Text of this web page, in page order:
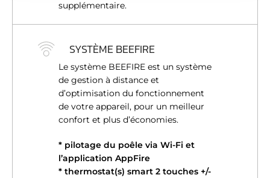
publicité et d'analyse, qui peuvent combiner celles-ci
avec d'autres informations que vous leur avez fournies
ou qu'ils ont collectées lors de votre utilisation de leurs
services.
supplémentaire.
SYSTÈME BEEFIRE
Le système BEEFIRE est un système
de gestion à distance et
d’optimisation du fonctionnement
de votre appareil, pour un meilleur
confort et plus d’économies.
* pilotage du poêle via Wi-Fi et
l’application AppFire
* thermostat(s) smart 2 touches +/-